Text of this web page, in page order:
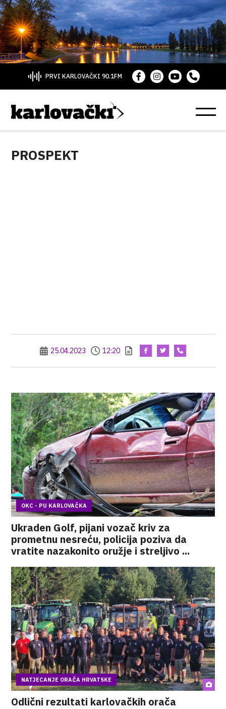
PRVI KARLOVAČKI 90.1FM
PROSPEKT
25.04.2023 12:20
OKC - PU KARLOVAČKA
Ukraden Golf, pijani vozač kriv za
prometnu nesreću, policija poziva da
vratite nazakonito oružje i streljivo ...
NATJECANJE ORAČA HRVATSKE
Odlični rezultati karlovačkih orača